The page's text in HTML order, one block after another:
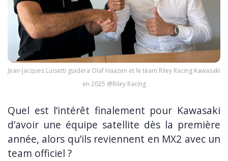
Jean-Jacques Luisetti guidera Olaf Haazen et le team Riley Racing Kawasaki
en 2025 @Riley Racing
Quel est l’intérêt finalement pour Kawasaki
d’avoir une équipe satellite dès la première
année, alors qu’ils reviennent en MX2 avec un
team officiel ?